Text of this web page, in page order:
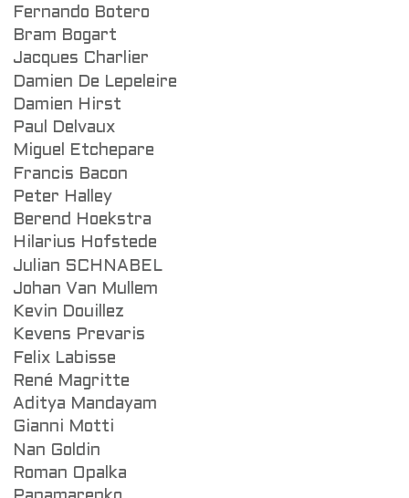
Fernando Botero
Bram Bogart
Jacques Charlier
Damien De Lepeleire
Damien Hirst
Paul Delvaux
Miguel Etchepare
Francis Bacon
Peter Halley
Berend Hoekstra
Hilarius Hofstede
Julian SCHNABEL
Johan Van Mullem
Kevin Douillez
Kevens Prevaris
Felix Labisse
René Magritte
Aditya Mandayam
Gianni Motti
Nan Goldin
Roman Opalka